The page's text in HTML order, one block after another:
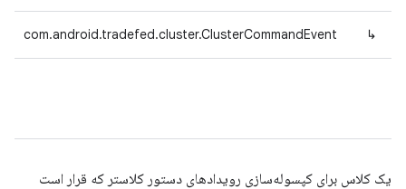
↳
com.android.tradefed.cluster.ClusterCommandEvent
یک کلاس برای کپسوله‌سازی رویدادهای دستور کلاستر که قرار است